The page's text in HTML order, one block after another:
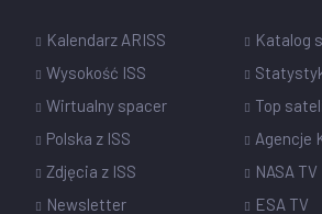
Kalendarz ARISS
Wysokość ISS
Wirtualny spacer
Polska z ISS
Zdjęcia z ISS
Newsletter
Katalog
Top
Agencje
NASA TV
ESA TV